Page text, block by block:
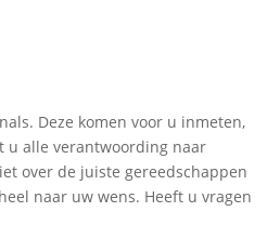
Deze komen voor u inmeten,
u alle verantwoording naar
over de juiste gereedschappen
naar uw wens. Heeft u vragen